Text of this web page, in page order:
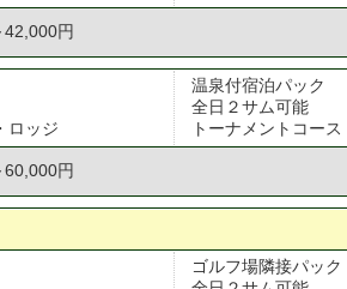
円
ロッジ
温泉付宿泊パック
全日２サム可能
トーナメントコース
円
ゴルフ場隣接パック